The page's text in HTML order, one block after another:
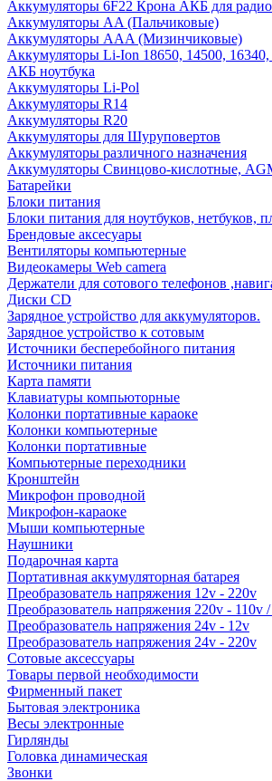
Аккумуляторы 6F22 Крона АКБ для
Аккумуляторы AA (Пальчиковые)
Аккумуляторы AAA (Мизинчиковые)
Аккумуляторы Li-Ion 18650, 14500, 16340,
АКБ ноутбука
Аккумуляторы Li-Pol
Аккумуляторы R14
Аккумуляторы R20
Аккумуляторы для Шуруповертов
Аккумуляторы различного назначения
Аккумуляторы Свинцово-кислотные,
Батарейки
Блоки питания
Блоки питания для ноутбуков, нетбуков,
Брендовые аксесуары
Вентиляторы компьютерные
Видеокамеры Web camera
Держатели для сотового телефонов
Диски CD
Зарядное устройство для аккумуляторов.
Зарядное устройство к сотовым
Источники бесперебойного питания
Источники питания
Карта памяти
Клавиатуры компьюторные
Колонки портативные караоке
Колонки компьютерные
Колонки портативные
Компьютерные переходники
Кронштейн
Микрофон проводной
Микрофон-караоке
Мыши компьютерные
Наушники
Подарочная карта
Портативная аккумуляторная батарея
Преобразователь напряжения 12v - 220v
Преобразователь напряжения 220v - 110v
Преобразователь напряжения 24v - 12v
Преобразователь напряжения 24v - 220v
Сотовые аксессуары
Товары первой необходимости
Фирменный пакет
Бытовая электроника
Весы электронные
Гирлянды
Головка динамическая
Звонки